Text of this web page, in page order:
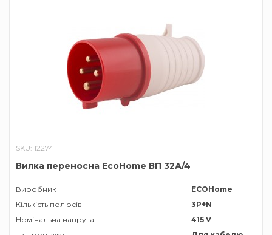
SKU: 12274
Вилка переносна EcoHome ВП 32А/4
Виробник
ECOHome
Кількість полюсів
3P+N
Номінальна напруга
415 V